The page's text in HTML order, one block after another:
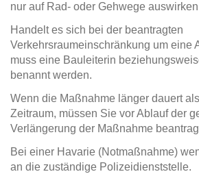
nur auf Rad- oder Gehwege
Handelt es sich bei der beantragten
Verkehrsraumeinschränkung um eine
muss eine Bauleiterin
benannt werden.
Wenn die Maßnahme länger dauert
Zeitraum, müssen Sie vor Ablauf der
Verlängerung der Maßnahme
Bei einer Havarie (Notmaßnahme)
an die zuständige Polizeidienststelle.